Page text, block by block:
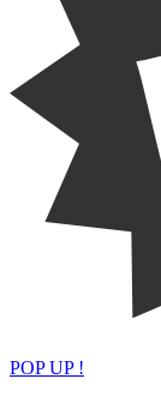
POP UP !